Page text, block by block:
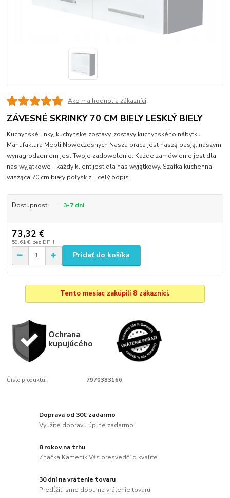
Ako ma hodnotia zákazníci
ZÁVESNÉ SKRINKY 70 CM BIELY LESKLÝ BIELY
Kuchynské linky, kuchynské zostavy, zostavy kuchynského nábytku
Manufaktura Mebli Nowoczesnych Nasza praca jest naszą pasją, naszym
wynagrodzeniem jest Twoje zadowolenie. Każde zamówienie jest dla
nas wyjątkowe - każdy klient jest dla nas wyjątkowy. Szafka kuchenna
wisząca 70 cm biały połysk z... celý popis
Dostupnosť 3-7 dni
73,32 €
59,61 € bez DPH
Pridať do košíka
Tento mesiac zakúpili 8 zákazníci.
Ochrana
kupujúcého
Číslo produktu: 7970383166
Doprava od 30€ zadarmo
Využite dopravu úplne zadarmo
8 rokov na trhu
Značka Kameník Vás presvedčí o kvalite
30 dní na vrátenie tovaru
Predĺžili sme dobu na vrátenie tovaru